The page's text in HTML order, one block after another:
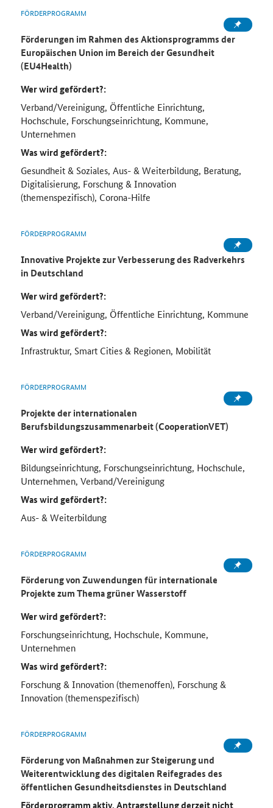
FÖRDERPROGRAMM
Förderungen im Rahmen des Aktionsprogramms der
Europäischen Union im Bereich der Gesundheit
(EU4Health)
Wer wird gefördert?:
Verband/Vereinigung, Öffentliche Einrichtung,
Hochschule, Forschungseinrichtung, Kommune,
Unternehmen
Was wird gefördert?:
Gesundheit & Soziales, Aus- & Weiterbildung, Beratung,
Digitalisierung, Forschung & Innovation
(themenspezifisch), Corona-Hilfe
FÖRDERPROGRAMM
Innovative Projekte zur Verbesserung des Radverkehrs
in Deutschland
Wer wird gefördert?:
Verband/Vereinigung, Öffentliche Einrichtung, Kommune
Was wird gefördert?:
Infrastruktur, Smart Cities & Regionen, Mobilität
FÖRDERPROGRAMM
Projekte der internationalen
Berufsbildungszusammenarbeit (CooperationVET)
Wer wird gefördert?:
Bildungseinrichtung, Forschungseinrichtung, Hochschule,
Unternehmen, Verband/Vereinigung
Was wird gefördert?:
Aus- & Weiterbildung
FÖRDERPROGRAMM
Förderung von Zuwendungen für internationale
Projekte zum Thema grüner Wasserstoff
Wer wird gefördert?:
Forschungseinrichtung, Hochschule, Kommune,
Unternehmen
Was wird gefördert?:
Forschung & Innovation (themenoffen), Forschung &
Innovation (themenspezifisch)
FÖRDERPROGRAMM
Förderung von Maßnahmen zur Steigerung und
Weiterentwicklung des digitalen Reifegrades des
öffentlichen Gesundheitsdienstes in Deutschland
Förderprogramm aktiv, Antragstellung derzeit nicht